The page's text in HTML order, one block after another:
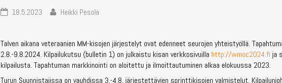
18.5.2023 Heikki Pesola
Talven aikana veteraanien MM-kisojen järjestelyt ovat edenneet seurojen yhteistyöllä.
2.8.-9.8.2024. Kilpailukutsu (bulletin 1) on julkaistu kisan verkkosivuilla http://wmoc2024.fi ja
kilpailusta. Tapahtuman markkinointi on aloitettu ja ilmoittautuminen alkaa elokuussa 2023.
Turun Suunnistajissa on vauhdissa 3.-4.8. järjestettävien sprinttikisojen valmistelut.